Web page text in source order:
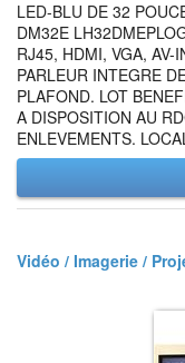
LED-BLU DE 32
DM32E
RJ45, HDMI, VGA, AV-
PARLEUR INTEGRE
PLAFOND. LOT
A DISPOSITION AU
ENLEVEMENTS.
Vidéo / Imagerie /